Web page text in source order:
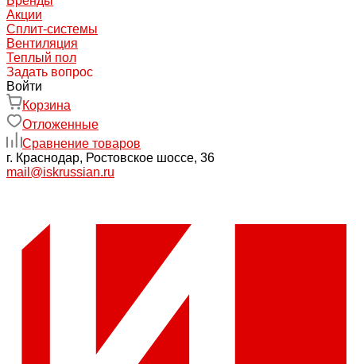
Акции
Сплит-системы
Вентиляция
Теплый пол
Задать вопрос
Войти
Корзина
Отложенные
Сравнение товаров
г. Краснодар, Ростовское шоссе, 36
mail@iskrussian.ru